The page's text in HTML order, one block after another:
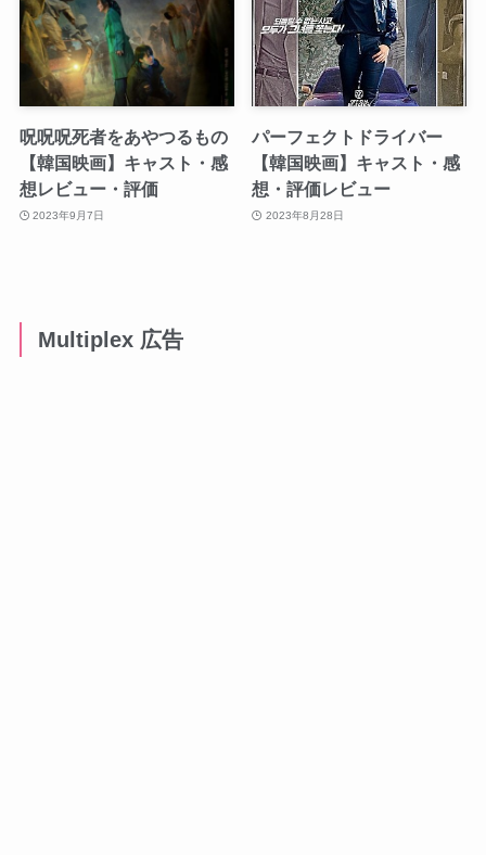
呪呪呪死者をあやつるもの
【韓国映画】キャスト・感
想レビュー・評価
2023年9月7日
パーフェクトドライバー
【韓国映画】キャスト・感
想・評価レビュー
2023年8月28日
Multiplex 広告